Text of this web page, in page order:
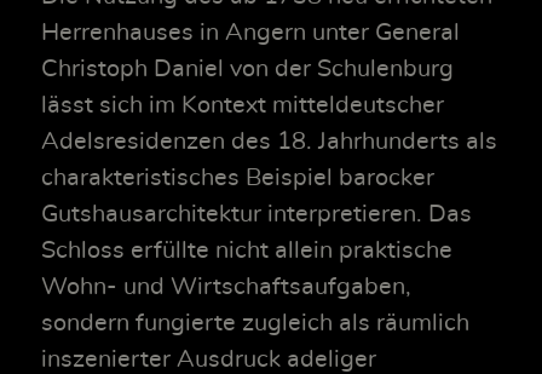
Herrenhauses in Angern unter General
Christoph Daniel von der Schulenburg
lässt sich im Kontext mitteldeutscher
Adelsresidenzen des 18. Jahrhunderts als
charakteristisches Beispiel barocker
Gutshausarchitektur interpretieren. Das
Schloss erfüllte nicht allein praktische
Wohn- und Wirtschaftsaufgaben,
sondern fungierte zugleich als räumlich
inszenierter Ausdruck adeliger